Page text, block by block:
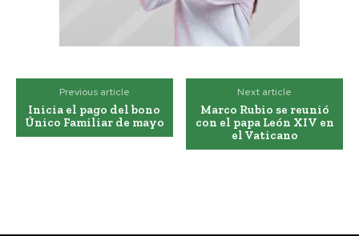
Previous article
Inicia el pago del bono
Único Familiar de mayo
Next article
Marco Rubio se reunió
con el papa León XIV en
el Vaticano